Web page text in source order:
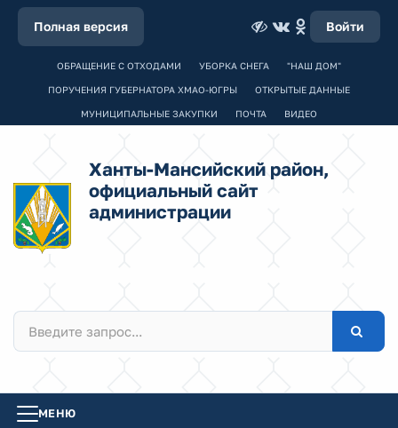
Полная версия Войти
ОБРАЩЕНИЕ С ОТХОДАМИ УБОРКА СНЕГА "НАШ ДОМ"
ПОРУЧЕНИЯ ГУБЕРНАТОРА ХМАО-ЮГРЫ ОТКРЫТЫЕ ДАННЫЕ
МУНИЦИПАЛЬНЫЕ ЗАКУПКИ ПОЧТА ВИДЕО
Ханты-Мансийский район,
официальный сайт
администрации
МЕНЮ